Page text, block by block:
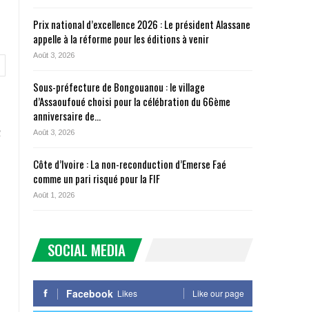
Prix national d’excellence 2026 : Le président Alassane
appelle à la réforme pour les éditions à venir
Août 3, 2026
Sous-préfecture de Bongouanou : le village
d’Assaoufoué choisi pour la célébration du 66ème
anniversaire de…
Août 3, 2026
Côte d’Ivoire : La non-reconduction d’Emerse Faé
comme un pari risqué pour la FIF
Août 1, 2026
SOCIAL MEDIA
Facebook Likes Like our page